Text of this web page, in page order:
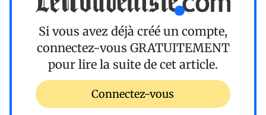
Si vous avez déjà créé un compte,
connectez-vous GRATUITEMENT
pour lire la suite de cet article.
Connectez-vous